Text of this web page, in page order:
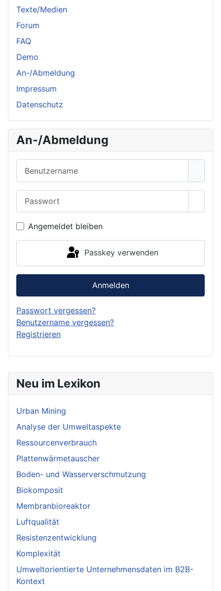
Neu im Lexikon
Urban Mining
Analyse der Umweltaspekte
Ressourcenverbrauch
Plattenwärmetauscher
Boden- und Wasserverschmutzung
Biokomposit
Membranbioreaktor
Luftqualität
Resistenzentwicklung
Komplexität
Umweltorientierte Unternehmensdaten im B2B-
Kontext
Texte/Medien
Forum
FAQ
Demo
An-/Abmeldung
Impressum
Datenschutz
An-/Abmeldung
Angemeldet bleiben
Passkey verwenden
Anmelden
Passwort vergessen?
Benutzername vergessen?
Registrieren